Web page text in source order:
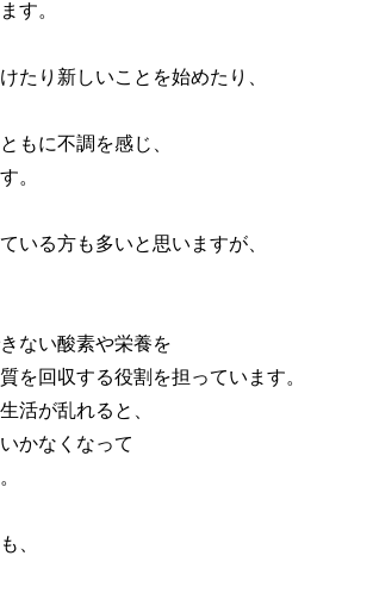
す。
たり新しいことを始めたり、
もに不調を感じ、
。
いる方も多いと思いますが、
ない酸素や栄養を
を回収する役割を担っています。
活が乱れると、
かなくなって
、